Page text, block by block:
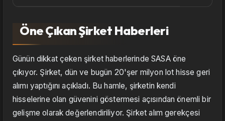
Öne Çıkan Şirket Haberleri
Günün dikkat çeken şirket haberlerinde SASA öne
çıkıyor. Şirket, dün ve bugün 20'şer milyon lot hisse geri
alımı yaptığını açıkladı. Bu hamle, şirketin kendi
hisselerine olan güvenini göstermesi açısından önemli bir
gelişme olarak değerlendiriliyor. Şirket alım gerekçesi